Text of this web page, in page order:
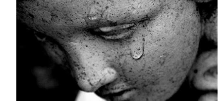
ΧΡΟΝΙΑ ΠΟΛΛΑ ΣΤΟ ΕΛΛΗΝΙΚΟ ΜΠΑΣΚΕΤ : 39Η ΕΠΕΤΕΙΟΣ ΑΠΟ
Ο δρόμος για τον 29ο τελικό κυπέλλου ανδρών ΕΣΚΑΝΑ
U21: Τεράστια πρόκριση για τον Πανελευσινιακό στον
Γ΄ανδρών play offs : "Σκληρό" καρύδι η Φιλία Περάματος